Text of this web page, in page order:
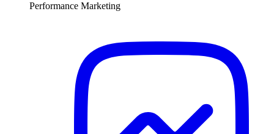
Performance Marketing